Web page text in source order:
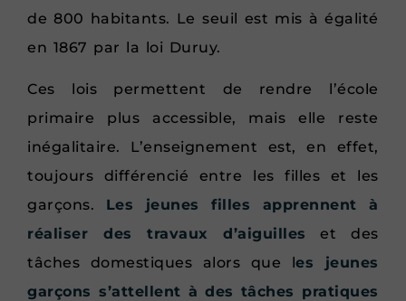
de 800 habitants. Le seuil est mis à égalité
en 1867 par la loi Duruy.
Ces lois permettent de rendre l’école
primaire plus accessible, mais elle reste
inégalitaire. L’enseignement est, en effet,
toujours différencié entre les filles et les
garçons. Les jeunes filles apprennent à
réaliser des travaux d’aiguilles et des
tâches domestiques alors que les jeunes
garçons s’attellent à des tâches pratiques